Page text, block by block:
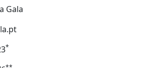
Gala
*